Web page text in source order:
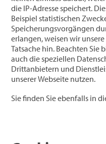
die IP-Adresse speichert.
Beispiel statistischen
Speicherungsvorgängen
erlangen, weisen wir
Tatsache hin. Beachten Sie
auch die speziellen
Drittanbietern und
unserer Webseite nutzen.
Sie finden Sie ebenfalls in